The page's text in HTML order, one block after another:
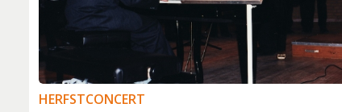
30 jaar
HERFSTCONCERT